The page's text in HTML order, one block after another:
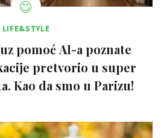
LIFE&STYLE
pomoć AI-a poznate
pretvorio u super
Kao da smo u Parizu!